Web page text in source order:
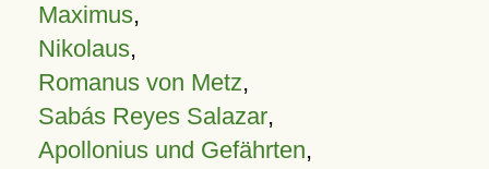
Maximus,
Nikolaus,
Romanus von Metz,
Sabás Reyes Salazar,
Apollonius und Gefährten,